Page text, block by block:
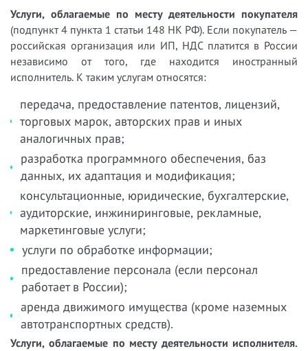
Услуги, облагаемые по месту деятельности покупателя
(подпункт 4 пункта 1 статьи 148 НК РФ). Если покупатель —
российская организация или ИП, НДС платится в России
независимо от того, где находится иностранный
исполнитель. К таким услугам относятся:
передача, предоставление патентов, лицензий,
торговых марок, авторских прав и иных
аналогичных прав;
разработка программного обеспечения, баз
данных, их адаптация и модификация;
консультационные, юридические, бухгалтерские,
аудиторские, инжиниринговые, рекламные,
маркетинговые услуги;
услуги по обработке информации;
предоставление персонала (если персонал
работает в России);
аренда движимого имущества (кроме наземных
автотранспортных средств).
Услуги, облагаемые по месту деятельности исполнителя.